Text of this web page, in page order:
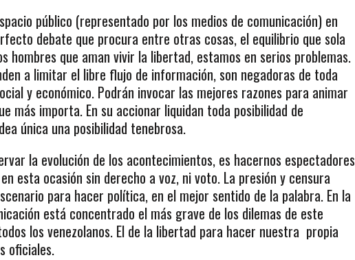
público (representado por los medios de comunicación) en
debate que procura entre otras cosas, el equilibrio que sola
hombres que aman vivir la libertad, estamos en serios problemas.
a limitar el libre flujo de información, son negadoras de toda
y económico. Podrán invocar las mejores razones para animar
más importa. En su accionar liquidan toda posibilidad de
única una posibilidad tenebrosa.
la evolución de los acontecimientos, es hacernos espectadores
esta ocasión sin derecho a voz, ni voto. La presión y censura
para hacer política, en el mejor sentido de la palabra. En la
está concentrado el más grave de los dilemas de este
los venezolanos. El de la libertad para hacer nuestra propia
oficiales.